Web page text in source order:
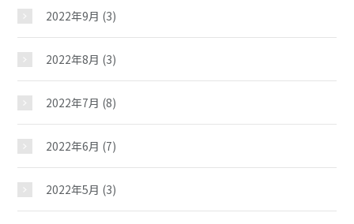
2022年9月 (3)
2022年8月 (3)
2022年7月 (8)
2022年6月 (7)
2022年5月 (3)